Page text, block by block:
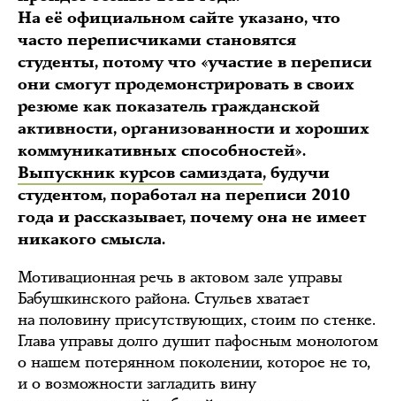
На её официальном сайте указано, что
часто переписчиками становятся
студенты, потому что «участие в переписи
они смогут продемонстрировать в своих
резюме как показатель гражданской
активности, организованности и хороших
коммуникативных способностей».
Выпускник курсов самиздата, будучи
студентом, поработал на переписи 2010
года и рассказывает, почему она не имеет
никакого смысла.
Мотивационная речь в актовом зале управы
Бабушкинского района. Стульев хватает
на половину присутствующих, стоим по стенке.
Глава управы долго душит пафосным монологом
о нашем потерянном поколении, которое не то,
и о возможности загладить вину